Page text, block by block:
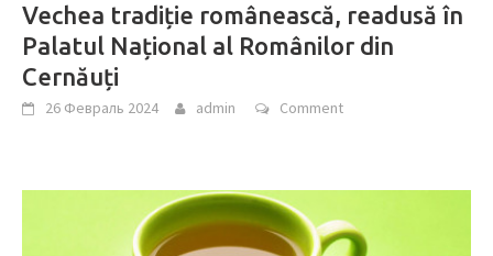
Vechea tradiție românească, readusă în
Palatul Național al Românilor din
Cernăuți
26 Февраль 2024 admin Comment